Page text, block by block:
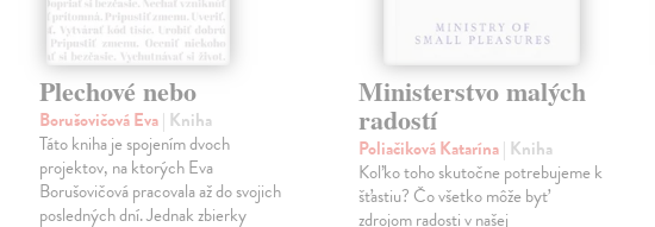
Plechové nebo
Borušovičová Eva| Kniha
Táto kniha je spojením dvoch
projektov, na ktorých Eva
Borušovičová pracovala až do svojich
posledných dní. Jednak zbierky
Ministerstvo malých
radostí
Poliačiková Katarína| Kniha
Koľko toho skutočne potrebujeme k
šťastiu? Čo všetko môže byť
zdrojom radosti v našej